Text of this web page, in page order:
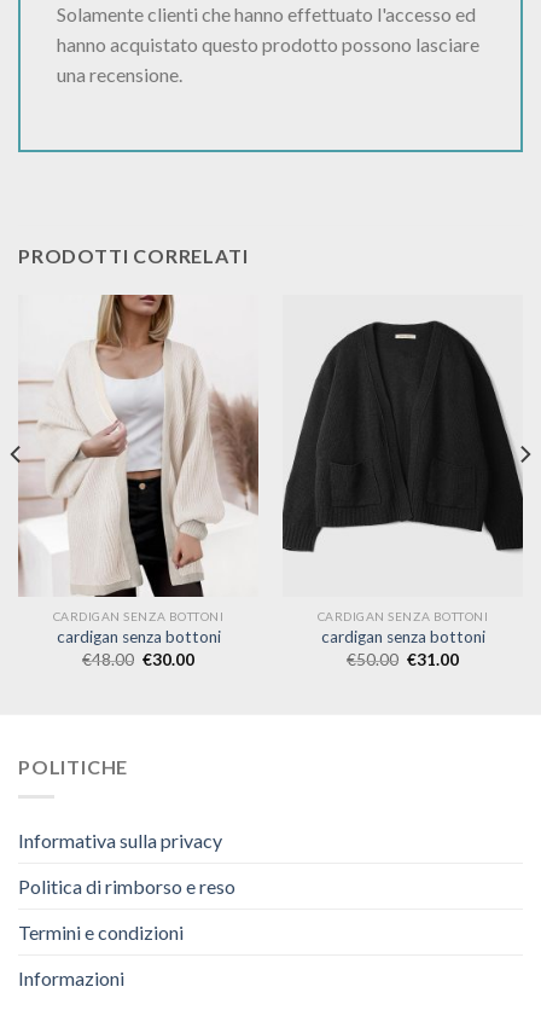
Solamente clienti che hanno effettuato l'accesso ed
hanno acquistato questo prodotto possono lasciare
una recensione.
PRODOTTI CORRELATI
CARDIGAN SENZA BOTTONI
cardigan senza bottoni
€48.00 €30.00
CARDIGAN SENZA BOTTONI
cardigan senza bottoni
€50.00 €31.00
POLITICHE
Informativa sulla privacy
Politica di rimborso e reso
Termini e condizioni
Informazioni